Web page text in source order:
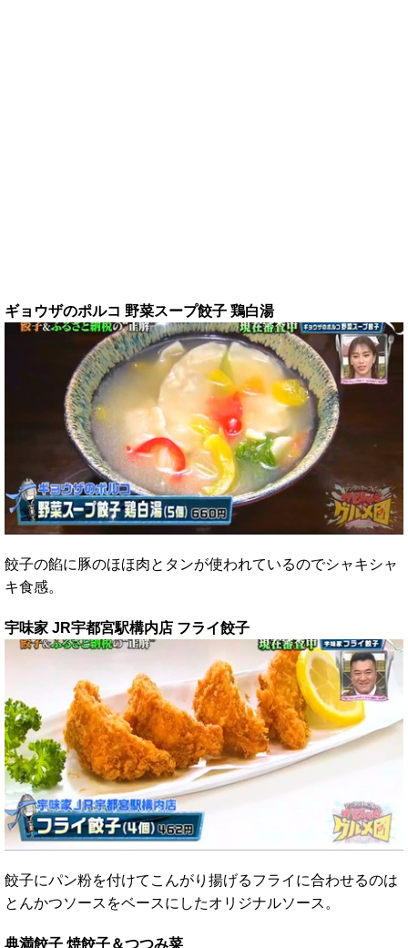
ギョウザのポルコ 野菜スープ餃子 鶏白湯
餃子の餡に豚のほほ肉とタンが使われているのでシャキシャ
キ食感。
宇味家 JR宇都宮駅構内店 フライ餃子
餃子にパン粉を付けてこんがり揚げるフライに合わせるのは
とんかつソースをベースにしたオリジナルソース。
典満餃子 焼餃子＆つつみ菜